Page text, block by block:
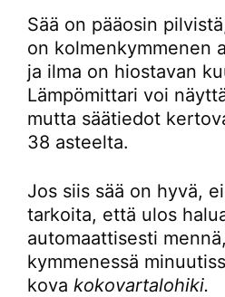
Sää on pääosin
on kolmenkymmenen
ja ilma on hiostavan
Lämpömittari voi
mutta säätiedot
38 asteelta.
Jos siis sää on hyvä,
tarkoita, että ulos
automaattisesti
kymmenessä
kova kokovartalohiki.